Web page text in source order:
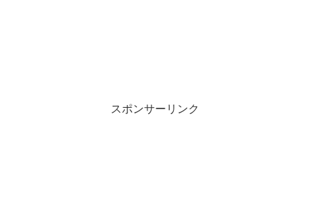
スポンサーリンク